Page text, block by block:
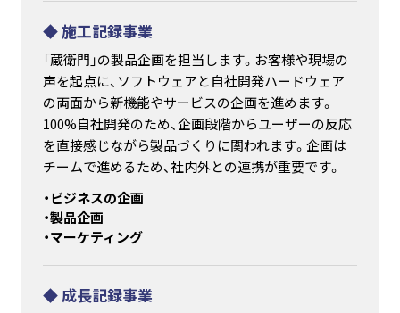
◆ 施工記録事業
「蔵衛門」の製品企画を担当します。お客様や現場の
声を起点に、ソフトウェアと自社開発ハードウェア
の両面から新機能やサービスの企画を進めます。
100%自社開発のため、企画段階からユーザーの反応
を直接感じながら製品づくりに関われます。企画は
チームで進めるため、社内外との連携が重要です。
・ビジネスの企画
・製品企画
・マーケティング
◆ 成長記録事業